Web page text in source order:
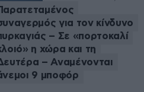
για τον κίνδυνο
– Σε «πορτοκαλί
η χώρα και τη
– Αναμένονται
9 μποφόρ